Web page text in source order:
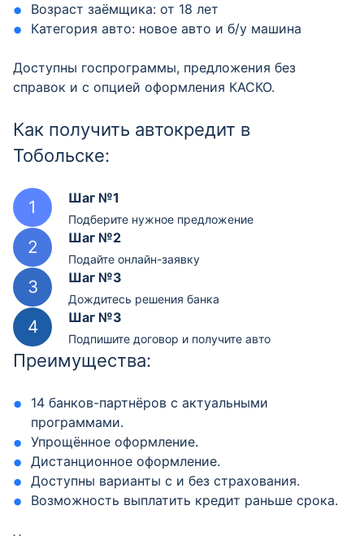
Возраст заёмщика: от 18 лет
Категория авто: новое авто и б/у машина
Доступны госпрограммы, предложения без
справок и с опцией оформления КАСКО.
Как получить автокредит в
Тобольске:
Шаг №1
Подберите нужное предложение
Шаг №2
Подайте онлайн-заявку
Шаг №3
Дождитесь решения банка
Шаг №3
Подпишите договор и получите авто
Преимущества:
14 банков-партнёров с актуальными
программами.
Упрощённое оформление.
Дистанционное оформление.
Доступны варианты с и без страхования.
Возможность выплатить кредит раньше срока.